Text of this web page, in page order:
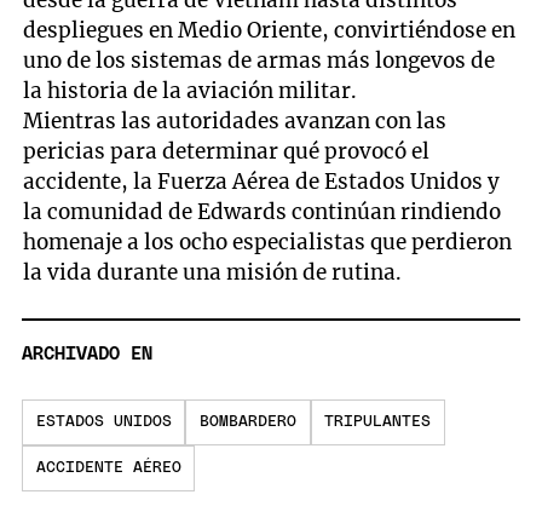
despliegues en Medio Oriente, convirtiéndose en
uno de los sistemas de armas más longevos de
la historia de la aviación militar.
Mientras las autoridades avanzan con las
pericias para determinar qué provocó el
accidente, la Fuerza Aérea de Estados Unidos y
la comunidad de Edwards continúan rindiendo
homenaje a los ocho especialistas que perdieron
la vida durante una misión de rutina.
ARCHIVADO EN
ESTADOS UNIDOS BOMBARDERO TRIPULANTES
ACCIDENTE AÉREO